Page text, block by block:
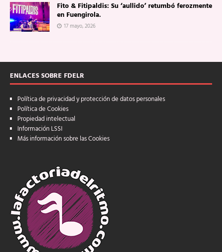
Fito & Fitipaldis: Su ‘aullido’ retumbó ferozmente
en Fuengirola.
17 mayo, 2026
ENLACES SOBRE FDELR
Política de privacidad y protección de datos personales
Política de Cookies
Propiedad intelectual
Información LSSI
Más información sobre las Cookies